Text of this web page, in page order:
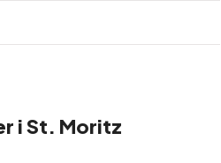
i St. Moritz